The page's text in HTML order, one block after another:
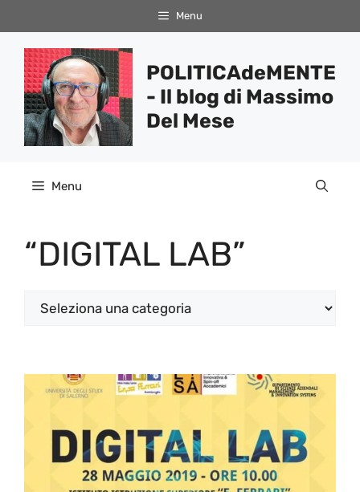
al
contenuto
Menu
POLITICAdeMENTE
- Il blog di Massimo
Del Mese
Menu
“DIGITAL LAB”
Categorie